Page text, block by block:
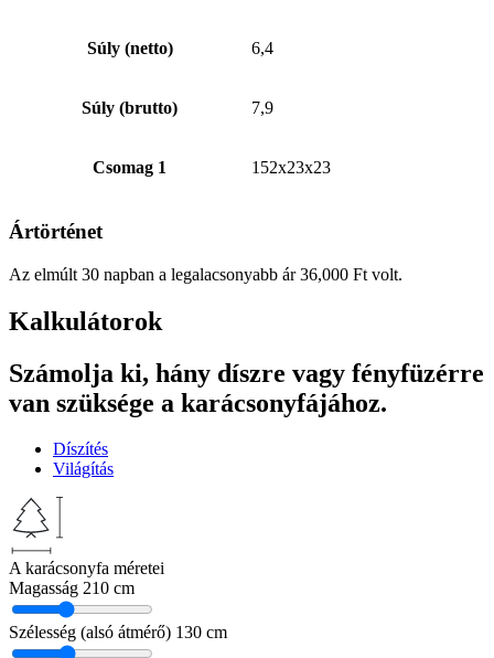
Súly (netto) 6,4
Súly (brutto) 7,9
Csomag 1 152x23x23
Ártörténet
Az elmúlt 30 napban a legalacsonyabb ár36,000 Ft volt.
Kalkulátorok
Számolja ki, hány díszre vagy fényfüzérre
van szüksége a karácsonyfájához.
Díszítés
Világítás
A karácsonyfa méretei
Magasság 210 cm
Szélesség (alsó átmérő) 130 cm